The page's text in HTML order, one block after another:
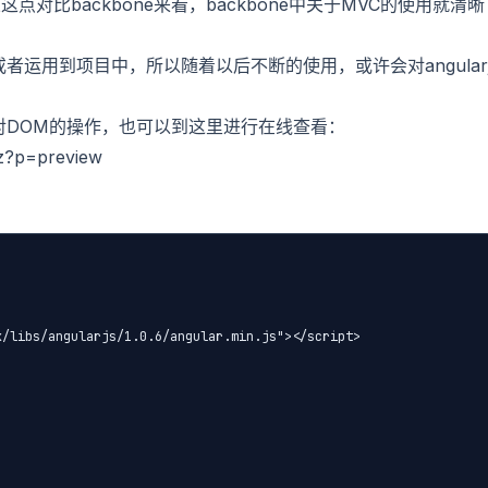
点对比backbone来看，backbone中关于MVC的使用就清晰
运用到项目中，所以随着以后不断的使用，或许会对
的操作，也可以到这里进行在线查看：
angularjs/1.0.6/angular.min.js"></script>